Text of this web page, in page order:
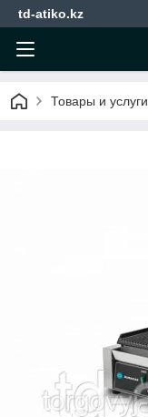
td-atiko.kz
Товары и услуги